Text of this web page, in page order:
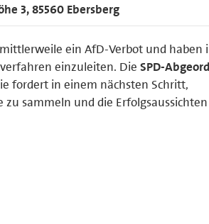
3, 85560 Ebersberg
ein AfD-Verbot und haben
einzuleiten. Die SPD-
fordert in einem nächsten Schritt,
sammeln und die